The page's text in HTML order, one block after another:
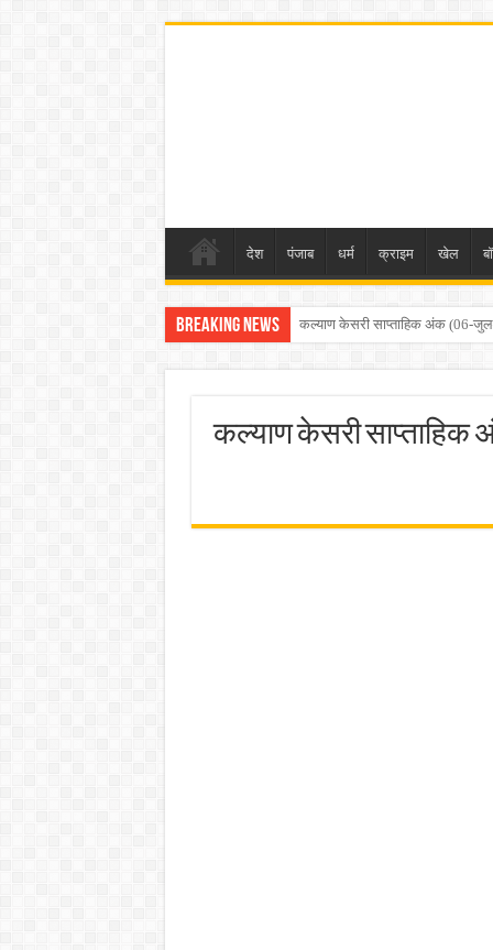
देश पंजाब धर्म क्राइम खेल
Breaking News कल्याण केसरी साप्ताहिक अंक (22-
कल्याण केसरी साप्ताहिक